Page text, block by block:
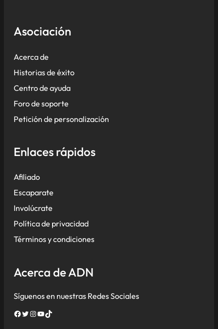
Asociación
Acerca de
Historias de éxito
Centro de ayuda
Foro de soporte
Petición de personalización
Enlaces rápidos
Afiliado
Escaparate
Involúcrate
Política de privacidad
Términos y condiciones
Acerca de ADN
Síguenos en nuestras Redes Sociales
Facebook
Twitter
Instagram
YouTube
TikTok